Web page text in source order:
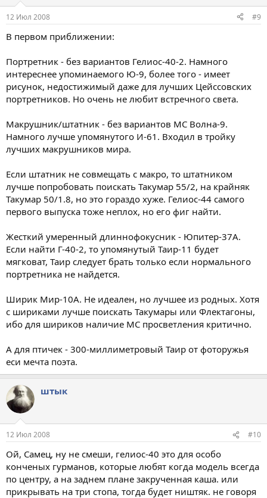
12 Июл 2008 #9
В первом приближении:
Портретник - без вариантов Гелиос-40-2. Намного
интереснее упоминаемого Ю-9, более того - имеет
рисунок, недостижимый даже для лучших Цейссовских
портретников. Но очень не любит встречного света.
Макрушник/штатник - без вариантов МС Волна-9.
Намного лучше упомянутого И-61. Входил в тройку
лучших макрушников мира.
Если штатник не совмещать с макро, то штатником
лучше попробовать поискать Такумар 55/2, на крайняк
Такумар 50/1.8, но это гораздо хуже. Гелиос-44 самого
первого выпуска тоже неплох, но его фиг найти.
Жесткий умеренный длиннофокусник - Юпитер-37А.
Если найти Г-40-2, то упомянутый Таир-11 будет
мягковат, Таир следует брать только если нормального
портретника не найдется.
Ширик Мир-10А. Не идеален, но лучшее из родных. Хотя
с шириками лучше поискать Такумары или Флектагоны,
ибо для шириков наличие МС просветления критично.
А для птичек - 300-миллиметровый Таир от фоторужья
еси мечта поэта.
штык
12 Июл 2008 #10
Ой, Самец, ну не смеши, гелиос-40 это для особо
конченых гурманов, которые любят когда модель всегда
по центру, а на заднем плане закрученная каша. или
прикрывать на три стопа, тогда будет ништяк. не говоря